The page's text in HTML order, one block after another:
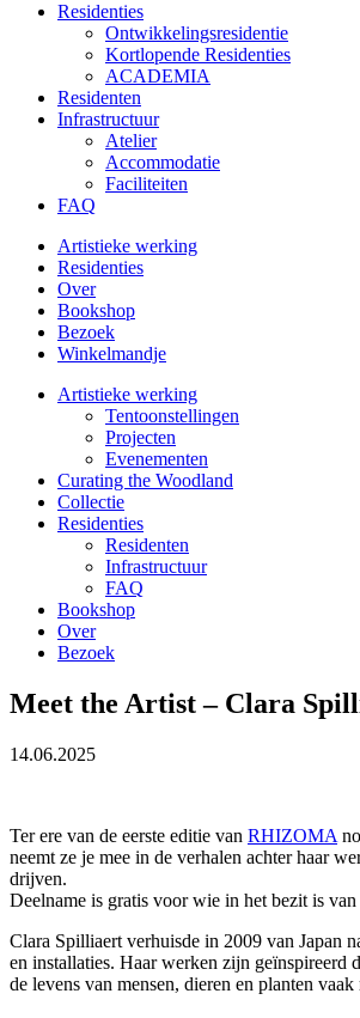
Residenties
Ontwikkelings­residentie
Kortlopende Residenties
ACADEMIA
Residenten
Infrastructuur
Atelier
Accommodatie
Faciliteiten
FAQ
Artistieke werking
Residenties
Over
Bookshop
Bezoek
Winkelmandje
Artistieke werking
Tentoonstellingen
Projecten
Evenementen
Curating the Woodland
Collectie
Residenties
Residenten
Infrastructuur
FAQ
Bookshop
Over
Bezoek
Meet the Artist – Clara
14.06.2025
Ter ere van de eerste editie van RHIZOMA
neemt ze je mee in de verhalen achter haar
drijven.
Deelname is gratis voor wie in het bezit is
Clara Spilliaert verhuisde in 2009 van Japan
en installaties. Haar werken zijn geïnspireerd
de levens van mensen, dieren en planten